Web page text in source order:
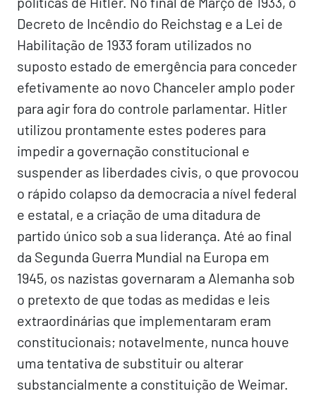
Decreto de Incêndio do Reichstag e a Lei de
Habilitação de 1933 foram utilizados no
suposto estado de emergência para conceder
efetivamente ao novo Chanceler amplo poder
para agir fora do controle parlamentar. Hitler
utilizou prontamente estes poderes para
impedir a governação constitucional e
suspender as liberdades civis, o que provocou
o rápido colapso da democracia a nível federal
e estatal, e a criação de uma ditadura de
partido único sob a sua liderança. Até ao final
da Segunda Guerra Mundial na Europa em
1945, os nazistas governaram a Alemanha sob
o pretexto de que todas as medidas e leis
extraordinárias que implementaram eram
constitucionais; notavelmente, nunca houve
uma tentativa de substituir ou alterar
substancialmente a constituição de Weimar.